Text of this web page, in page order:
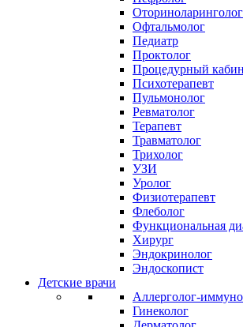
Оториноларинголог
Офтальмолог
Педиатр
Проктолог
Процедурный
Психотерапевт
Пульмонолог
Ревматолог
Терапевт
Травматолог
Трихолог
УЗИ
Уролог
Физиотерапевт
Флеболог
Функциональная
Хирург
Эндокринолог
Эндоскопист
Детские врачи
Аллерголог-
Гинеколог